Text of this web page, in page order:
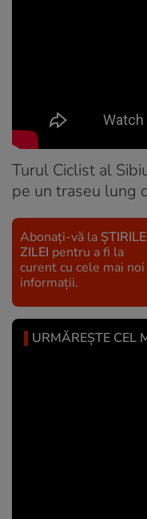
Turul Ciclist al
pe un traseu lung
Abonați-vă la ȘTIRILE
ZILEI pentru a fi la
curent cu cele mai noi
informații.
URMĂREȘTE CEL